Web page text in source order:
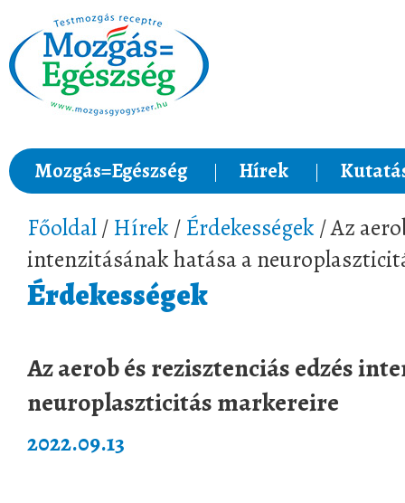
Mozgás=Egészség Hírek
Főoldal/ Hírek / Érdekességek / Az
intenzitásának hatása a
Érdekességek
Az aerob és rezisztenciás edzés
neuroplaszticitás markereire
2022.09.13